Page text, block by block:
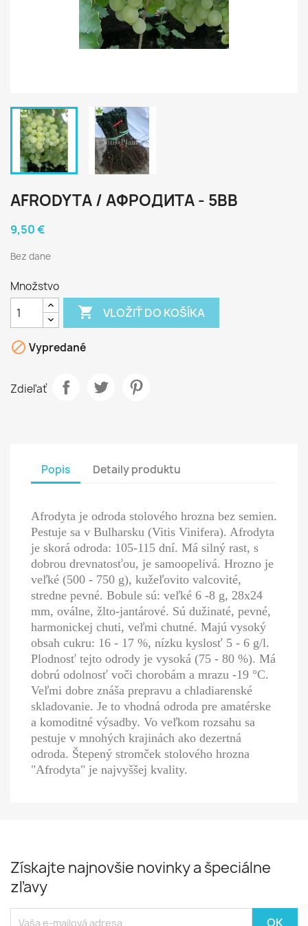
AFRODYTA / АФРОДИТА - 5BB
9,50 €
Bez dane
Množstvo
 VLOŽIŤ DO KOŠÍKA
 Vypredané
Zdieľať
Popis Detaily produktu
Afrodyta je odroda stolového hrozna bez semien.
Pestuje sa v Bulharsku (Vitis Vinifera). Afrodyta
je skorá odroda: 105-115 dní. Má silný rast, s
dobrou drevnatosťou, je samoopelivá. Hrozno je
veľké (500 - 750 g), kužeľovito valcovité,
stredne pevné. Bobule sú: veľké 6 -8 g, 28x24
mm, oválne, žlto-jantárové. Sú dužinaté, pevné,
harmonickej chuti, veľmi chutné. Majú vysoký
obsah cukru: 16 - 17 %, nízku kyslosť 5 - 6 g/l.
Plodnosť tejto odrody je vysoká (75 - 80 %). Má
dobrú odolnosť voči chorobám a mrazu -19 °C.
Veľmi dobre znáša prepravu a chladiarenské
skladovanie. Je to vhodná odroda pre amatérske
a komoditné výsadby. Vo veľkom rozsahu sa
pestuje v mnohých krajinách ako dezertná
odroda. Štepený stromček stolového hrozna
"Afrodyta" je najvyššej kvality.
Získajte najnovšie novinky a špeciálne
zľavy